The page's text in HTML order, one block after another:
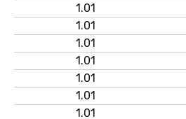
1.01
1.01
1.01
1.01
1.01
1.01
1.01